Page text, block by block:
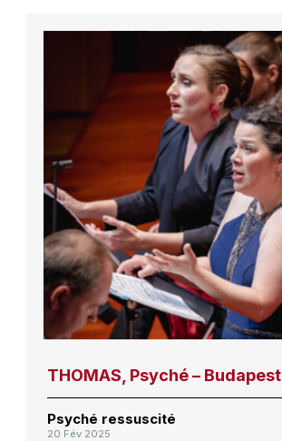
THOMAS, Psyché – Budapest
Psyché ressuscité
20 Fév 2025